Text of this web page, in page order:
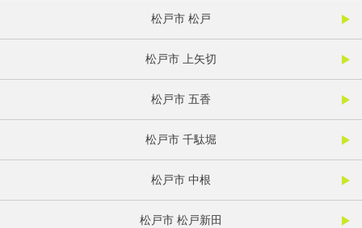
松戸市 松戸
松戸市 上矢切
松戸市 五香
松戸市 千駄堀
松戸市 中根
松戸市 松戸新田